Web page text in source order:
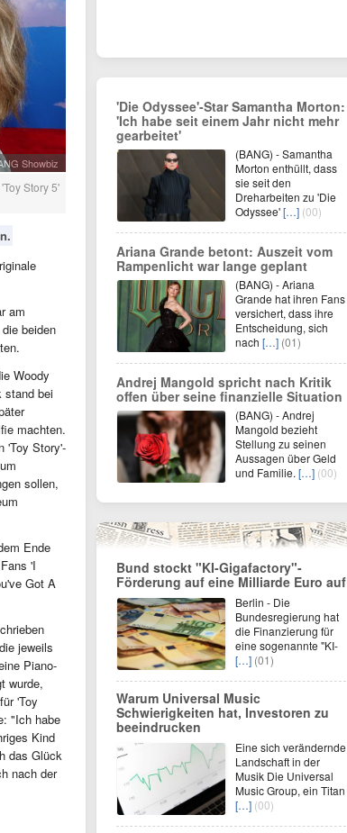
Showbiz
Story 5'
am
beiden
Woody
stand bei
machten.
'Toy Story'-
sollen,
Ende
'I
Got A
jeweils
Piano-
wurde,
'Toy
"Ich habe
Kind
das Glück
nach der
'Die Odyssee'-Star Samantha Morton:
'Ich habe seit einem Jahr nicht mehr
gearbeitet'
(BANG) - Samantha
Morton enthüllt, dass
sie seit den
Dreharbeiten zu 'Die
Odyssee'[…] (00)
Ariana Grande betont: Auszeit vom
Rampenlicht war lange geplant
(BANG) - Ariana
Grande hat ihren Fans
versichert, dass ihre
Entscheidung, sich
nach […] (01)
Andrej Mangold spricht nach Kritik
offen über seine finanzielle Situation
(BANG) - Andrej
Mangold bezieht
Stellung zu seinen
Aussagen über Geld
und Familie. […] (00)
Bund stockt "KI-Gigafactory"-
Förderung auf eine Milliarde Euro auf
Berlin - Die
Bundesregierung hat
die Finanzierung für
eine sogenannte "KI-
[…] (01)
Warum Universal Music
Schwierigkeiten hat, Investoren zu
beeindrucken
Eine sich verändernde
Landschaft in der
Musik Die Universal
Music Group, ein Titan
[…] (00)